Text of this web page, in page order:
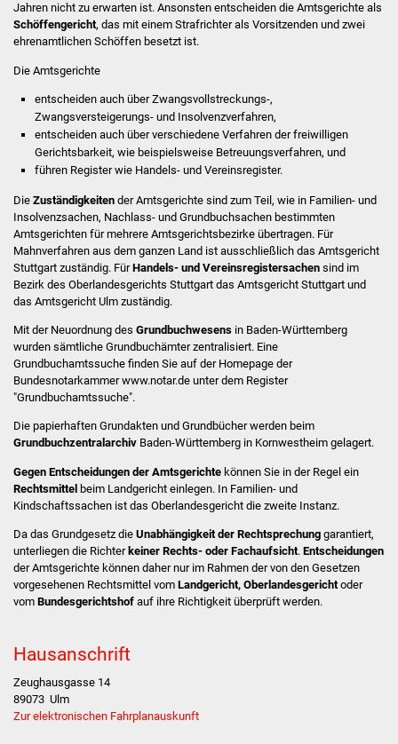
FNP / Bebauungspläne
Stadtinfo
Jubiläumsjahr 2021
Partnerstädte
Projekte
Schulentwicklung Bizet
Sanierung Bizethalle
Ortsentwicklung
Presse
Bürger & Service
Was erledige ich wo
Dienstleistungen
Lebenslagen
Bildung
Jahren nicht zu erwarten ist. Ansonsten entscheiden die Amtsgerichte als
Schöffengericht, das mit einem Strafrichter als Vorsitzenden und zwei
ehrenamtlichen Schöffen besetzt ist.
Die Amtsgerichte
entscheiden auch über Zwangsvollstreckungs-,
Zwangsversteigerungs- und Insolvenzverfahren,
entscheiden auch über verschiedene Verfahren der freiwilligen
Gerichtsbarkeit, wie beispielsweise Betreuungsverfahren, und
führen Register wie Handels- und Vereinsregister.
Die Zuständigkeitender Amtsgerichte sind zum Teil, wie in Familien- und
Insolvenzsachen, Nachlass- und Grundbuchsachen bestimmten
Amtsgerichten für mehrere Amtsgerichtsbezirke übertragen. Für
Mahnverfahren aus dem ganzen Land ist ausschließlich das Amtsgericht
Stuttgart zuständig. FürHandels- und Vereinsregistersachensind im
Bezirk des Oberlandesgerichts Stuttgart das Amtsgericht Stuttgart und
das Amtsgericht Ulm zuständig.
Mit der Neuordnung des Grundbuchwesensin Baden-Württemberg
wurden sämtliche Grundbuchämter zentralisiert. Eine
Grundbuchamtssuche finden Sie auf der Homepage der
Bundesnotarkammer www.notar.de unter dem Register
"Grundbuchamtssuche".
Die papierhaften Grundakten und Grundbücher werden beim
GrundbuchzentralarchivBaden-Württemberg in Kornwestheim gelagert.
Gegen Entscheidungen der Amtsgerichtekönnen Sie in der Regel ein
Rechtsmittelbeim Landgericht einlegen. In Familien- und
Kindschaftssachen ist das Oberlandesgericht die zweite Instanz.
Da das Grundgesetz die Unabhängigkeit der Rechtsprechunggarantiert,
unterliegen die Richter keiner Rechts- oder Fachaufsicht. Entscheidungen
der Amtsgerichte können daher nur im Rahmen der von den Gesetzen
vorgesehenen Rechtsmittel vom Landgericht, Oberlandesgerichtoder
vom Bundesgerichtshofauf ihre Richtigkeit überprüft werden.
Hausanschrift
Zeughausgasse 14
89073 Ulm
Zur elektronischen Fahrplanauskunft